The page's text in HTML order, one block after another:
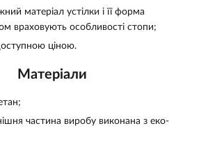
матеріал устілки і її форма
враховують особливості стопи;
ціною.
Матеріали
частина виробу виконана з еко-